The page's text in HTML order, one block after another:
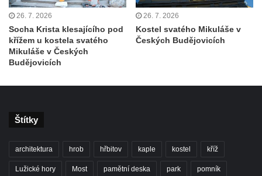
Pamětní deska Samuela Fullera na zámku
v Sokolově
Kenotaf Ericha Ullmanna na hřbitově
Šumburk nad Desnou v Tanvaldu
nad Desnou v Tanvaldu
Tanvaldu
Kenotaf Josefa Staritze na hřbitově ve
26. 7. 2026
Socha Krista klesajícího pod
křížem u kostela svatého
Mikuláše v Českých
Budějovicích
26. 7. 2026
Kostel svatého Mikuláše v
Českých Budějovicích
Štítky
architektura hrob hřbitov kaple kostel kříž
Lužické hory Most pamětní deska park pomník